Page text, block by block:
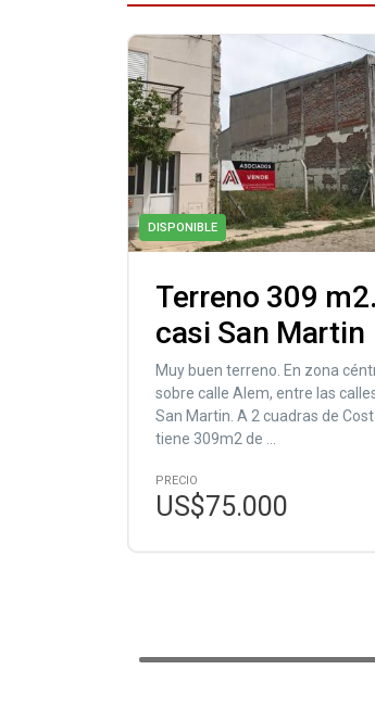
DISPONIBLE
Terreno 309
casi San Martin
Muy buen terreno. En zona
sobre calle Alem, entre las
San Martin. A 2 cuadras de
tiene 309m2 de ...
PRECIO
US$75.000